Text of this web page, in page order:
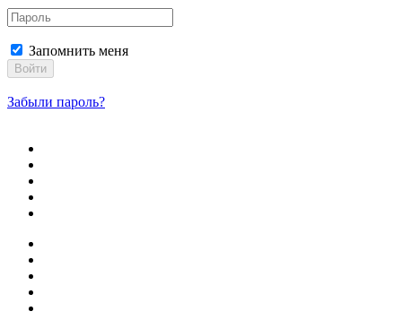
Запомнить меня
Войти
Забыли пароль?